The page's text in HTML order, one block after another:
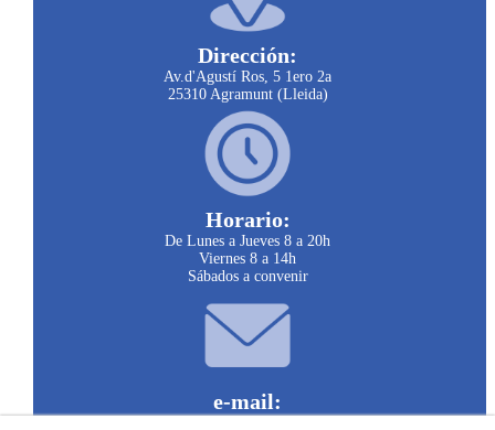
Dirección:
Av.d'Agustí Ros, 5 1ero 2a
25310 Agramunt (Lleida)
Horario:
De Lunes a Jueves 8 a 20h
Viernes 8 a 14h
Sábados a convenir
e-mail: